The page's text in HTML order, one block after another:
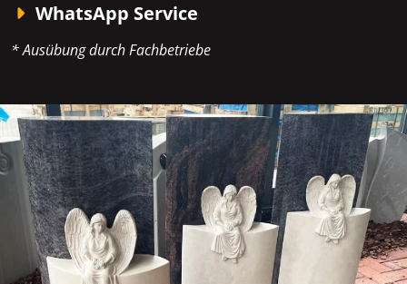
WhatsApp Service
* Ausübung durch Fachbetriebe